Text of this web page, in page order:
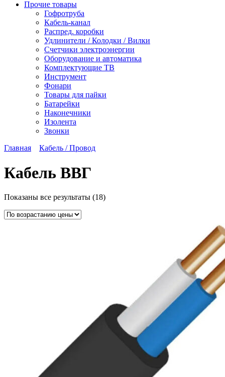
Прочие товары
Гофротруба
Кабель-канал
Распред. коробки
Удлинители / Колодки / Вилки
Счетчики электроэнергии
Оборудование и автоматика
Комплектующие ТВ
Инструмент
Фонари
Товары для пайки
Батарейки
Наконечники
Изолента
Звонки
Главная
Кабель / Провод
Кабель ВВГ
Показаны все результаты (18)Цены: